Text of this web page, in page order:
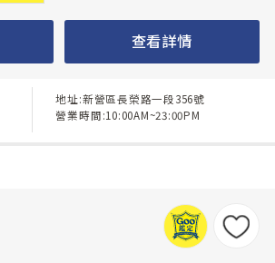
查看詳情
地址:新營區長榮路一段356號
營業時間:10:00AM~23:00PM